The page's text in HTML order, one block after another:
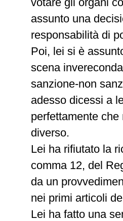
assunto una
responsabilità di
Poi, lei si è
scena
sanzione-non
adesso dicessi a
perfettamente
diverso.
Lei ha rifiutato la
comma 12, del
da un
nei primi articoli
Lei ha fatto una